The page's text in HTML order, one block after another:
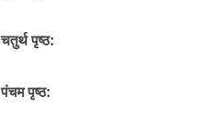
चतुर्थ पृष्ठ:
पंचम पृष्ठ: